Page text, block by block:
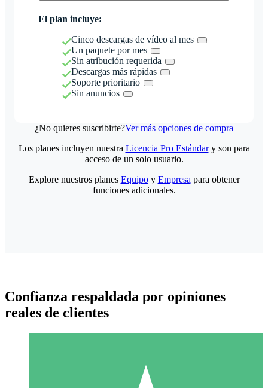
El plan incluye:
Cinco descargas de vídeo al mes
Un paquete por mes
Sin atribución requerida
Descargas más rápidas
Soporte prioritario
Sin anuncios
¿No quieres suscribirte?Ver más opciones de compra
Los planes incluyen nuestra Licencia Pro Estándary son para
acceso de un solo usuario.
Explore nuestros planes Equipoy Empresa para obtener
funciones adicionales.
Confianza respaldada por opiniones
reales de clientes